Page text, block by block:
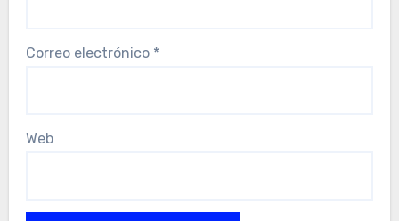
Correo electrónico *
Web